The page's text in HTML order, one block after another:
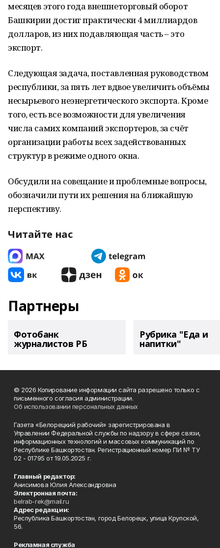
месяцев этого года внешнеторговый оборот
Башкирии достиг практически 4 миллиардов
долларов, из них подавляющая часть – это
экспорт.
Следующая задача, поставленная руководством
республики, за пять лет вдвое увеличить объёмы
несырьевого неэнергетического экспорта. Кроме
того, есть все возможности для увеличения
числа самих компаний экспортеров, за счёт
организации работы всех задействованных
структур в режиме одного окна.
Обсудили на совещание и проблемные вопросы,
обозначили пути их решения на ближайшую
перспективу.
Читайте нас
Партнеры
Фотобанк
журналистов РБ
Рубрика "Еда и
напитки"
© 2026 Копирование информации сайта разрешено только с
письменного согласия администрации.
Об использовании персональных данных
Газета «Белорецкий рабочий» зарегистрирована в
Управлении Федеральной службы по надзору в сфере связи,
информационных технологий и массовых коммуникаций по
Республике Башкортостан. Регистрационный номер ПИ № ТУ
02 - 01795 от 19.05.2025 г.
Главный редактор:
Анисимова Юлия Александровна
Электронная почта:
belrab-rek@mail.ru
Адрес редакции:
Республика Башкортостан, город Белорецк, улица Крупской,
56.
Рекламная служба